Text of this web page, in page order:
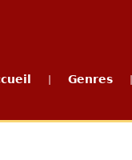
Genres